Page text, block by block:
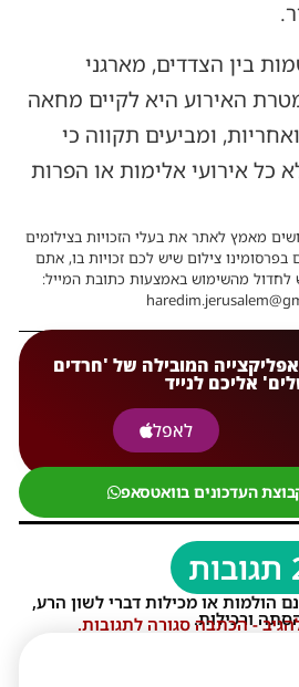
בין הצדדים, מארגני
האירוע היא לקיים מחאה
ומביעים תקווה כי
כל אירועי אלימות או הפרות
מאמץ לאתר את בעלי הזכויות בצילומים
בפרסומינו צילום שיש לכם זכויות בו, אתם
לחדול מהשימוש באמצעות כתובת המייל:
המובילה של 'חרדים
אליכם לנייד
לאפל
העדכונים בוואטסאפ
הולמות או מכילות דברי לשון הרע,
ורכילות.
- הכתבה סגורה לתגובות.